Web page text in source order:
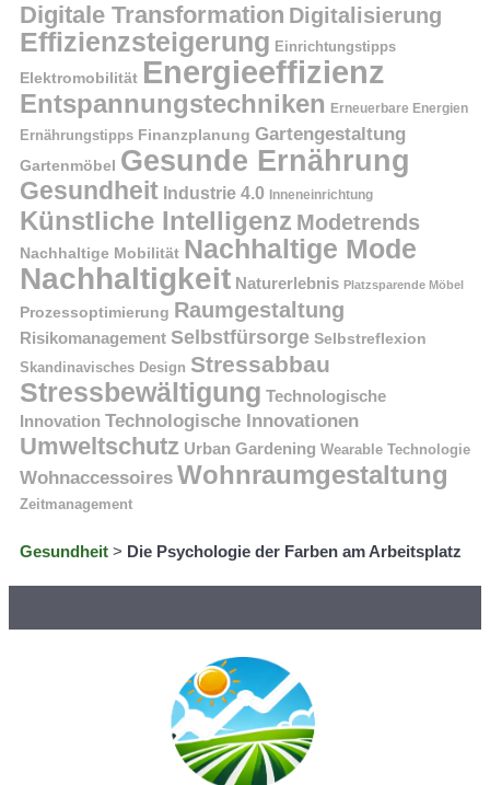
Digitale Transformation Digitalisierung
Effizienzsteigerung Einrichtungstipps
Elektromobilität Energieeffizienz
Entspannungstechniken Erneuerbare Energien
Ernährungstipps Finanzplanung Gartengestaltung
Gartenmöbel Gesunde Ernährung
Gesundheit Industrie 4.0 Inneneinrichtung
Künstliche Intelligenz Modetrends
Nachhaltige Mobilität Nachhaltige Mode
Nachhaltigkeit Naturerlebnis Platzsparende Möbel
Prozessoptimierung Raumgestaltung
Risikomanagement Selbstfürsorge Selbstreflexion
Skandinavisches Design Stressabbau
Stressbewältigung Technologische
Innovation Technologische Innovationen
Umweltschutz Urban Gardening Wearable Technologie
Wohnaccessoires Wohnraumgestaltung
Zeitmanagement
Gesundheit > Die Psychologie der Farben am Arbeitsplatz